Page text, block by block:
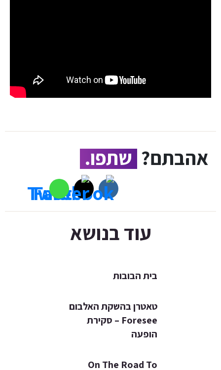
אהבתם? שתפו.
עוד בנושא
בית הבובות
טאטרן בהשקת האלבום
Foresee – סקירת
הופעה
On The Road To